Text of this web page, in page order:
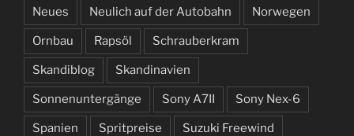
Neues Neulich auf der Autobahn Norwegen
Ornbau Rapsöl Schrauberkram
Skandiblog Skandinavien
Sonnenuntergänge Sony A7II Sony Nex-6
Spanien Spritpreise Suzuki Freewind